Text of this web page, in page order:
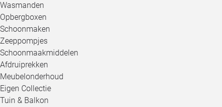
Wasmanden
Opbergboxen
Schoonmaken
Zeeppompjes
Schoonmaakmiddelen
Afdruiprekken
Meubelonderhoud
Eigen Collectie
Tuin & Balkon